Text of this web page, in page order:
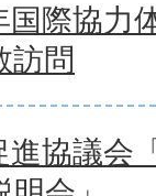
国際協力
訪問
協議会